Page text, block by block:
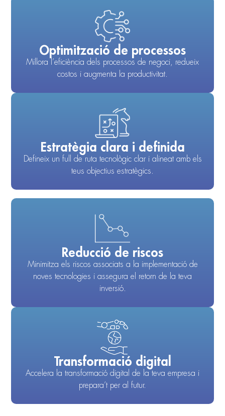
Optimització de processos
Millora l’eficiència dels processos de negoci, redueix
costos i augmenta la productivitat.
Estratègia clara i definida
Defineix un full de ruta tecnològic clar i alineat amb els
teus objectius estratègics.
Reducció de riscos
Minimitza els riscos associats a la implementació de
noves tecnologies i assegura el retorn de la teva
inversió.
Transformació digital
Accelera la transformació digital de la teva empresa i
prepara’t per al futur.